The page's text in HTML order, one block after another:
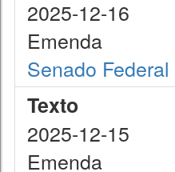
2025-12-16
Emenda
Senado Federal
Texto
2025-12-15
Emenda